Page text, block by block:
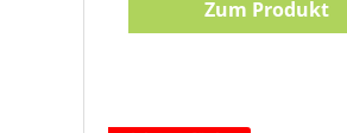
Zum Produkt